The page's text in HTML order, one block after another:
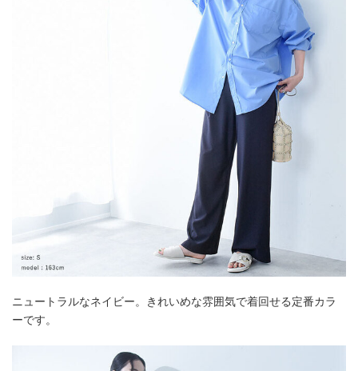
ニュートラルなネイビー。きれいめな雰囲気で着回せる定番カラ
ーです。